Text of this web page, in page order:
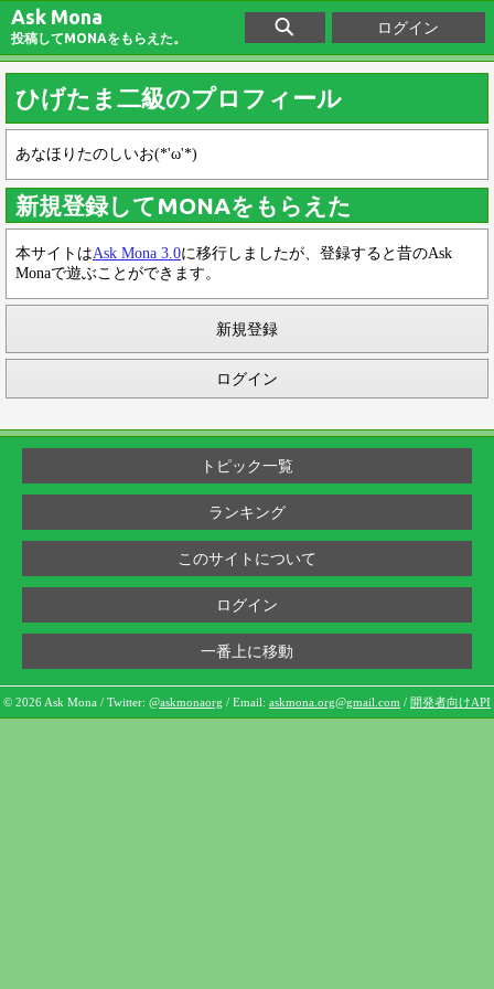
Ask Mona
投稿してMONAをもらえた。
ログイン
ひげたま二級のプロフィール
あなほりたのしいお(*'ω'*)
新規登録してMONAをもらえた
本サイトはAsk Mona 3.0に移行しましたが、登録すると昔のAsk
Monaで遊ぶことができます。
新規登録
ログイン
トピック一覧
ランキング
このサイトについて
ログイン
一番上に移動
© 2026 Ask Mona / Twitter: @askmonaorg / Email: askmona.org@gmail.com / 開発者向けAPI